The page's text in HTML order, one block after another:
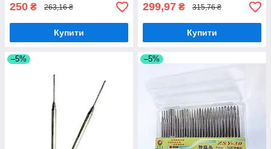
250 ₴ 263,16 ₴
Купити
299,97 ₴ 315,76 ₴
Купити
–5% –5%